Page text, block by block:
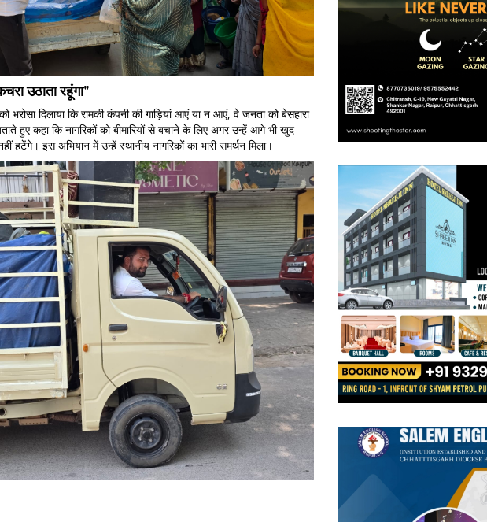
उठाता रहूंगा"
को भरोसा दिलाया कि रामकी कंपनी की गाड़ियां आएं या न आएं, वे जनता को बेसहारा
हुए कहा कि नागरिकों को बीमारियों से बचाने के लिए अगर उन्हें आगे भी खुद
हटेंगे। इस अभियान में उन्हें स्थानीय नागरिकों का भारी समर्थन मिला।